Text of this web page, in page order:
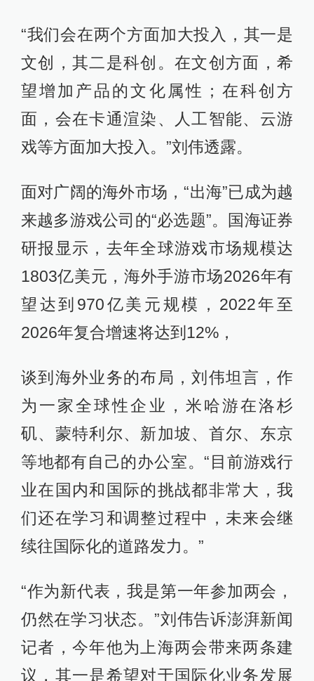
“我们会在两个方面加大投入，其一是
文创，其二是科创。在文创方面，希
望增加产品的文化属性；在科创方
面，会在卡通渲染、人工智能、云游
戏等方面加大投入。”刘伟透露。
面对广阔的海外市场，“出海”已成为越
来越多游戏公司的“必选题”。国海证券
研报显示，去年全球游戏市场规模达
1803亿美元，海外手游市场2026年有
望达到970亿美元规模，2022年至
2026年复合增速将达到12%，
谈到海外业务的布局，刘伟坦言，作
为一家全球性企业，米哈游在洛杉
矶、蒙特利尔、新加坡、首尔、东京
等地都有自己的办公室。“目前游戏行
业在国内和国际的挑战都非常大，我
们还在学习和调整过程中，未来会继
续往国际化的道路发力。”
“作为新代表，我是第一年参加两会，
仍然在学习状态。”刘伟告诉澎湃新闻
记者，今年他为上海两会带来两条建
议，其一是希望对于国际化业务发展